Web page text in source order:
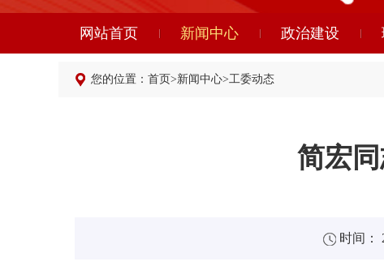
网站首页 新闻中心 政治建设
您的位置： 首页>新闻中心>工委动态
简宏
时间：